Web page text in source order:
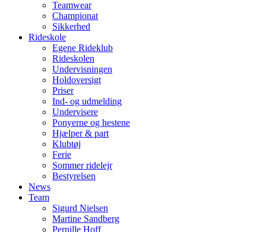
Teamwear
Championat
Sikkerhed
Rideskole
Egene Rideklub
Rideskolen
Undervisningen
Holdoversigt
Priser
Ind- og udmelding
Undervisere
Ponyerne og hestene
Hjælper & part
Klubtøj
Ferie
Sommer ridelejr
Bestyrelsen
News
Team
Sigurd Nielsen
Martine Sandberg
Pernille Hoff